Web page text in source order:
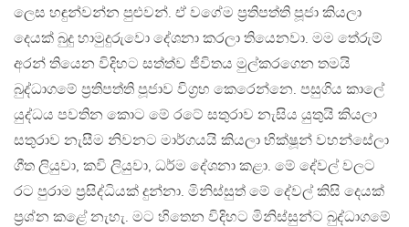
ලෙස හඳුන්වන්න පුළුවන්. ඒ වගේම ප්‍රතිපත්ති පූජා කියලා
දෙයක් බුදු හාමුදුරුවො දේශනා කරලා තියෙනවා. මම තේරුම්
අරන් තියෙන විදිහට සත්ත්ව ජීවිතය මුල්කරගෙන තමයි
බුද්ධාගමේ ප්‍රතිපත්ති පූජාව විග්‍රහ කෙරෙන්නෙ. පසුගිය කාලේ
යුද්ධය පවතින කොට මේ රටේ සතුරාව නැසිය යුතුයි කියලා
සතුරාව නැසීම නිවනට මාර්ගයයි කියලා භික්ෂූන් වහන්සේලා
ගීත ලියුවා, කවි ලියුවා, ධර්ම දේශනා කළා. මේ දේවල් වලට
රට පුරාම ප්‍රසිද්ධියක් දුන්නා. මිනිස්සුත් මේ දේවල් කිසි දෙයක්
ප්‍රශ්න කළේ නැහැ. මට හිතෙන විදිහට මිනිස්සුන්ට බුද්ධාගමේ